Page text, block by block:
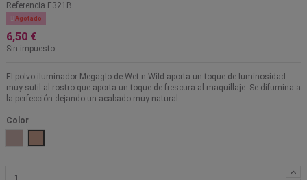
Referencia E321B
 Agotado
6,50 €
Sin impuesto
El polvo iluminador Megaglo de Wet n Wild aporta un toque de luminosidad
muy sutil al rostro que aporta un toque de frescura al maquillaje. Se difumina a
la perfección dejando un acabado muy natural.
Color